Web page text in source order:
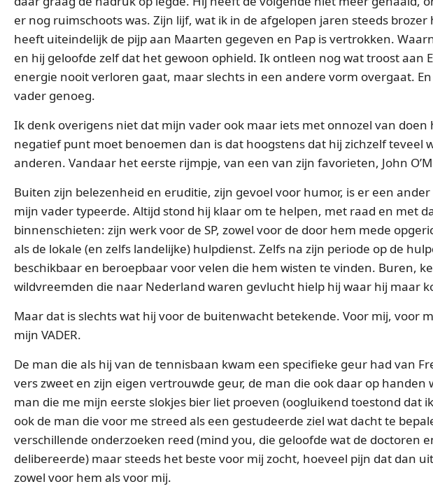
er nog ruimschoots was. Zijn lijf, wat ik in de afgelopen jaren steeds brozer
heeft uiteindelijk de pijp aan Maarten gegeven en Pap is vertrokken.
en hij geloofde zelf dat het gewoon ophield. Ik ontleen nog wat troost aan
energie nooit verloren gaat, maar slechts in een andere vorm overgaat.
vader genoeg.
Ik denk overigens niet dat mijn vader ook maar iets met onnozel van doen
negatief punt moet benoemen dan is dat hoogstens dat hij zichzelf teveel
anderen. Vandaar het eerste rijmpje, van een van zijn favorieten, John
Buiten zijn belezenheid en eruditie, zijn gevoel voor humor, is er een
mijn vader typeerde. Altijd stond hij klaar om te helpen, met raad en met
binnenschieten: zijn werk voor de SP, zowel voor de door hem mede
als de lokale (en zelfs landelijke) hulpdienst. Zelfs na zijn periode op de
beschikbaar en beroepbaar voor velen die hem wisten te vinden. Buren,
wildvreemden die naar Nederland waren gevlucht hielp hij waar hij maar
Maar dat is slechts wat hij voor de buitenwacht betekende. Voor mij, voor
mijn VADER.
De man die als hij van de tennisbaan kwam een specifieke geur had van
vers zweet en zijn eigen vertrouwde geur, de man die ook daar op handen
man die me mijn eerste slokjes bier liet proeven (oogluikend toestond dat
ook de man die voor me streed als een gestudeerde ziel wat dacht te
verschillende onderzoeken reed (mind you, die geloofde wat de doctoren
delibereerde) maar steeds het beste voor mij zocht, hoeveel pijn dat dan
zowel voor hem als voor mij.